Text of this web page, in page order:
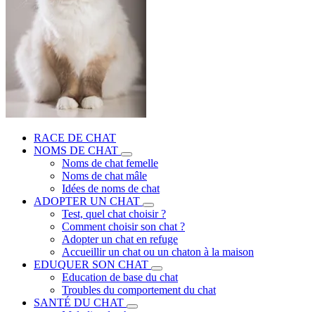
RACE DE CHAT
NOMS DE CHAT
Noms de chat femelle
Noms de chat mâle
Idées de noms de chat
ADOPTER UN CHAT
Test, quel chat choisir ?
Comment choisir son chat ?
Adopter un chat en refuge
Accueillir un chat ou un chaton à la maison
EDUQUER SON CHAT
Education de base du chat
Troubles du comportement du chat
SANTÉ DU CHAT